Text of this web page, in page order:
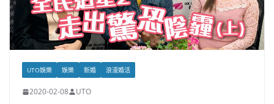
UTO娛樂 娛樂 新婚 浪漫婚活
2020-02-08 UTO